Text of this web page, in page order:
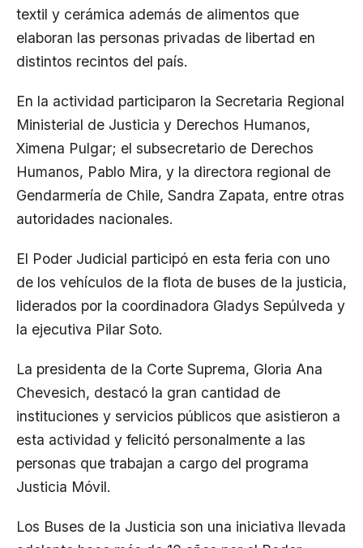
textil y cerámica además de alimentos que
elaboran las personas privadas de libertad en
distintos recintos del país.
En la actividad participaron la Secretaria Regional
Ministerial de Justicia y Derechos Humanos,
Ximena Pulgar; el subsecretario de Derechos
Humanos, Pablo Mira, y la directora regional de
Gendarmería de Chile, Sandra Zapata, entre otras
autoridades nacionales.
El Poder Judicial participó en esta feria con uno
de los vehículos de la flota de buses de la justicia,
liderados por la coordinadora Gladys Sepúlveda y
la ejecutiva Pilar Soto.
La presidenta de la Corte Suprema, Gloria Ana
Chevesich, destacó la gran cantidad de
instituciones y servicios públicos que asistieron a
esta actividad y felicitó personalmente a las
personas que trabajan a cargo del programa
Justicia Móvil.
Los Buses de la Justicia son una iniciativa llevada